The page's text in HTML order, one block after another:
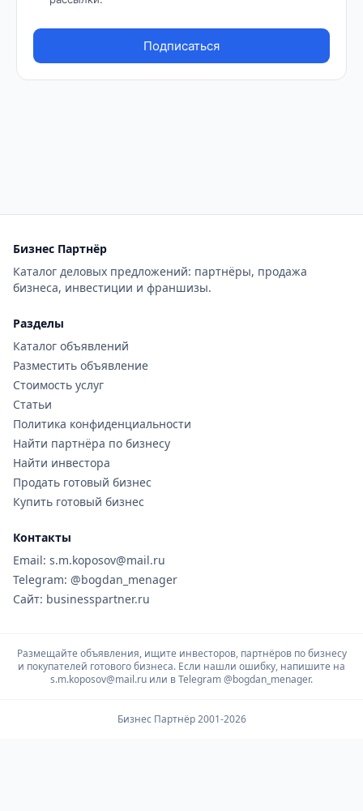
Бизнес Партнёр
Каталог деловых предложений: партнёры, продажа
бизнеса, инвестиции и франшизы.
Разделы
Каталог объявлений
Разместить объявление
Стоимость услуг
Статьи
Политика конфиденциальности
Найти партнёра по бизнесу
Найти инвестора
Продать готовый бизнес
Купить готовый бизнес
Контакты
Email: s.m.koposov@mail.ru
Telegram: @bogdan_menager
Сайт: businesspartner.ru
Размещайте объявления, ищите инвесторов, партнёров по бизнесу
и покупателей готового бизнеса. Если нашли ошибку, напишите на
s.m.koposov@mail.ru или в Telegram@bogdan_menager.
Бизнес Партнёр 2001-2026